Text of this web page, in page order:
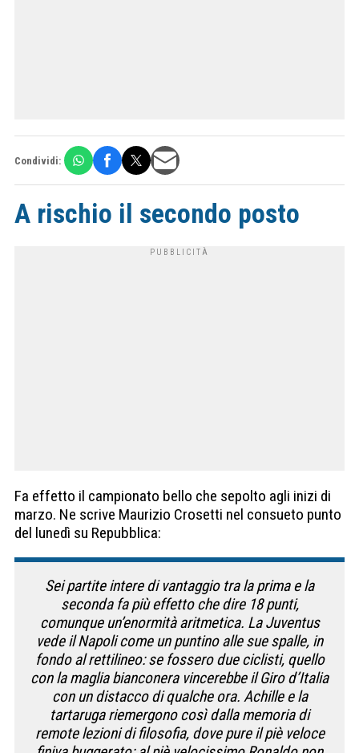
Condividi:
A rischio il secondo posto
Fa effetto il campionato bello che sepolto agli inizi di
marzo. Ne scrive Maurizio Crosetti nel consueto punto
del lunedì su Repubblica:
Sei partite intere di vantaggio tra la prima e la
seconda fa più effetto che dire 18 punti,
comunque un’enormità aritmetica. La Juventus
vede il Napoli come un puntino alle sue spalle, in
fondo al rettilineo: se fossero due ciclisti, quello
con la maglia bianconera vincerebbe il Giro d’Italia
con un distacco di qualche ora. Achille e la
tartaruga riemergono così dalla memoria di
remote lezioni di filosofia, dove pure il piè veloce